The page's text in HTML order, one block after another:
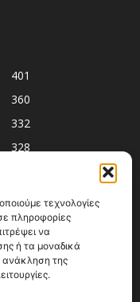
τεχνολογίες
πληροφορίες
να
ή τα μοναδικά
ανάκληση της
401
360
332
328
294
250
247
215